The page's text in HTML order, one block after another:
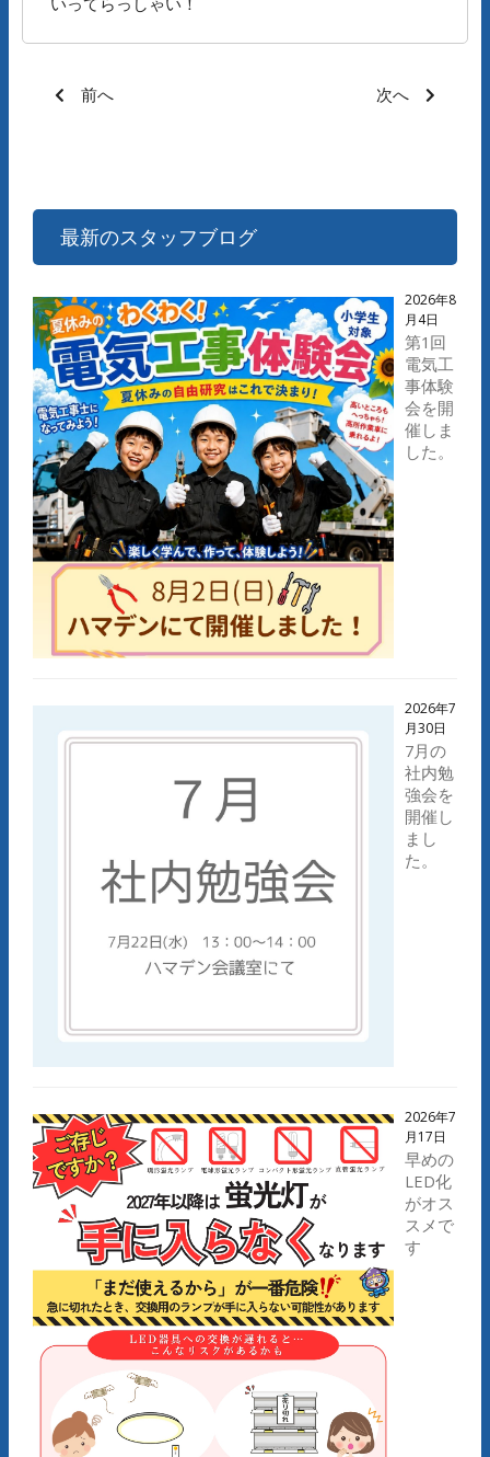
前へ 次へ
最新のスタッフブログ
2026年8
月4日
第1回
電気工
事体験
会を開
催しま
した。
2026年7
月30日
7月の
社内勉
強会を
開催し
まし
た。
2026年7
月17日
早めの
LED化
がオス
スメで
す